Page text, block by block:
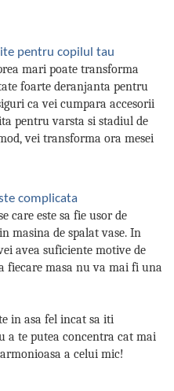
pentru copilul tau
mari poate transforma
foarte deranjanta pentru
ca vei cumpara accesorii
pentru varsta si stadiul de
vei transforma ora mesei
complicata
care este sa fie usor de
masina de spalat vase. In
avea suficiente motive de
fiecare masa nu va mai fi una
in asa fel incat sa iti
a te putea concentra cat mai
a celui mic!